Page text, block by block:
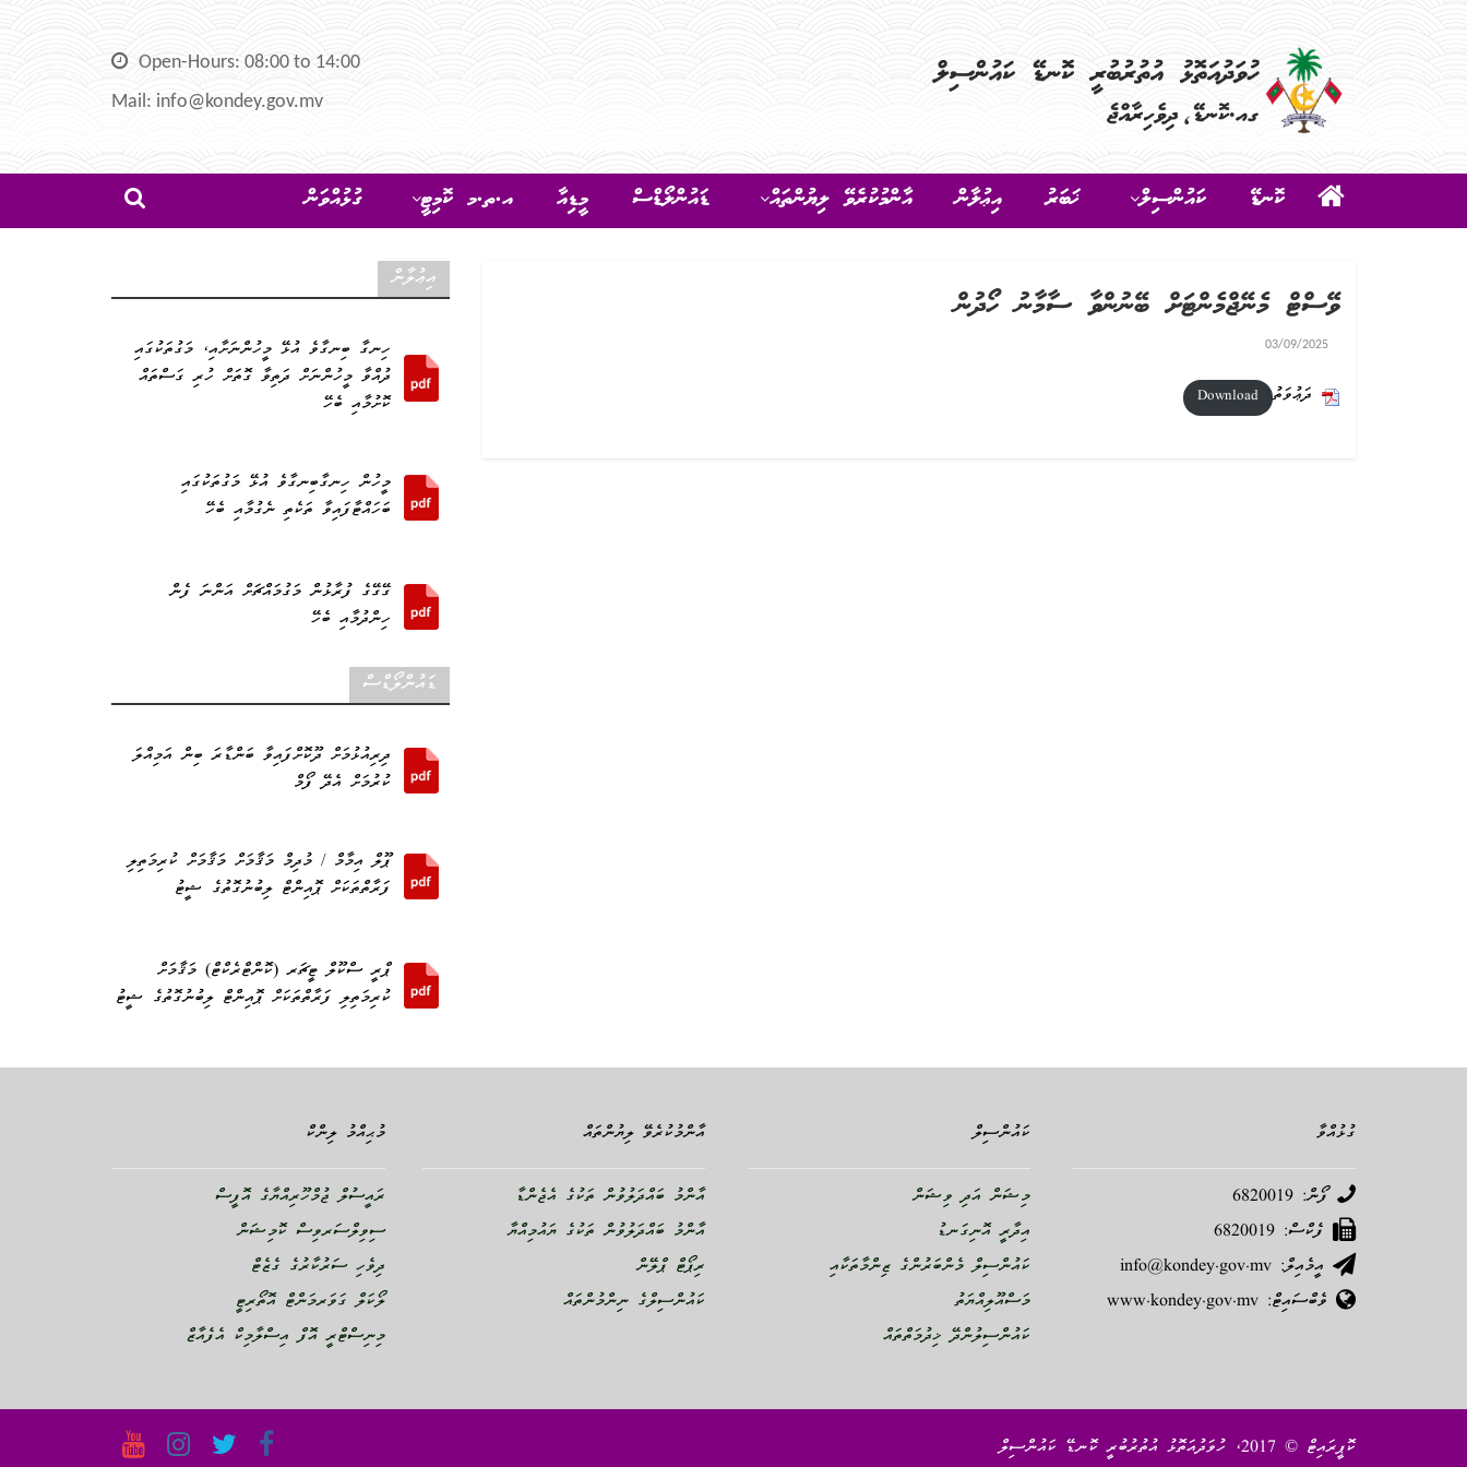
Open-Hours: 08:00 to 14:00
Mail: info@kondey.gov.mv
ކޮނޑޭ ކައުންސިލް ޚަބަރު އިޢުލާން އާންމުކުރެވޭ ލިޔުންތައް ޑައުންލޯޑްސް މީޑިއާ އ.ތ.މ ކޮމިޓީ ގުޅުއްވަން
ވޭސްޓް މެނޭޖްމެންޓަށް ބޭނުންވާ ސާމާނު ހޯދުން
03/09/2025
ދަޢުވަތު Download
އިޢުލާން
ހިނގާ ބިނގާވެ އުޅޭ މީހުންނަށާއި، މަގުތަކުގައި
ދުއްވާ މީހުންނަށް ދަތިވާ ގޮތަށް ހުރި ގަސްތައް
ކޮށުމާއި ބެހޭ
މީހުން ހިނގާބިނގާވެ އުޅޭ މަގުތަކުގައި
ބަހައްޓާފައިވާ ތަކެތި ނެގުމާއި ބެހޭ
ގޭގޭގެ ފުރާޅުން މަގުމައްޗަށް އަންނަ ފެން
ހިންދުމާއި ބެހޭ
ޑައުންލޯޑްސް
ދިރިއުޅުމަށް ދޫކޮށްފައިވާ ބަންޑާރަ ބިން އަމިއްލަ
ކުރުމަށް އެދޭ ފޯމް
ޕޫލް އިމާމް / މުދިމް މަޤާމަށް މަޤާމަށް ކުރިމަތިލި
ފަރާތްތަކަށް ޕޮއިންޓް ލިބުނުގޮތުގެ ޝީޓު
ޕްރީ ސްކޫލް ޓީޗަރ (ކޮންޓްރެކްޓް) މަޤާމަށް
ކުރިމަތިލި ފަރާތްތަކަށް ޕޮއިންޓް ލިބުނުގޮތުގެ ޝީޓު
މުޙިއްމު ލިންކް
ރައީސުލް ޖުމްހޫރިއްޔާގެ އޮފީސް
ސިވިލްސަރވިސް ކޮމިޝަން
ދިވެހި ސަރުކާރުގެ ގެޒެޓް
ލޯކަލް ގަވަރމަންޓް އޮތޯރިޓީ
މިނިސްޓްރީ އޮފް އިސްލާމިކް އެފެއާޒް
އާންމުކުރެވޭ ލިޔުންތައް
އާންމު ބައްދަލުވުން ތަކުގެ އެޖެންޑާ
އާންމު ބައްދަލުވުން ތަކުގެ ޔައުމިއްޔާ
ރިޕޯޓް ޕްލޭން
ކައުންސިލްގެ ނިންމުންތައް
ކައުންސިލް
މިޝަން އަދި ވިޝަން
އިދާރީ އޮނިގަނޑު
ކައުންސިލް މެންބަރުންގެ ޒިންމާތަކާއި
މަސްއޫލިއްޔަތު
ކައުންސިލުންދޭ ޚިދުމަތްތައް
ގުޅުއްވާ
ފޯން: 6820019
ފެކްސް: 6820019
އީމެއިލް: info@kondey.gov.mv
ވެބްސައިޓް: www.kondey.gov.mv
ކޮޕީރައިޓް © 2017، ހުވަދުއަތޮޅު އުތުރުބުރީ ކޮނޑޭ ކައުންސިލް